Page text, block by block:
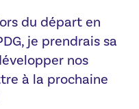
du départ en
je prendrais sa
nos
à la prochaine